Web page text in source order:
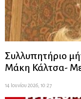
Συλλυπητήριο
Μάκη Κάλτσα-
14 Ιουνίου 2026, 10:27